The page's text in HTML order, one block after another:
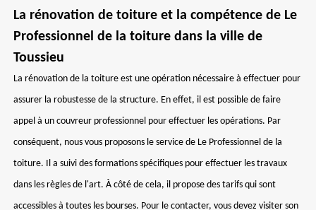
La rénovation de toiture et la compétence de Le
Professionnel de la toiture dans la ville de
Toussieu
La rénovation de la toiture est une opération nécessaire à effectuer pour
assurer la robustesse de la structure. En effet, il est possible de faire
appel à un couvreur professionnel pour effectuer les opérations. Par
conséquent, nous vous proposons le service de Le Professionnel de la
toiture. Il a suivi des formations spécifiques pour effectuer les travaux
dans les règles de l'art. À côté de cela, il propose des tarifs qui sont
accessibles à toutes les bourses. Pour le contacter, vous devez visiter son